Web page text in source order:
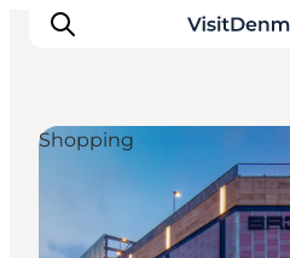
Inspiration
Destinationer
Shopping